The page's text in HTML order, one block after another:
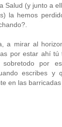
Salud (y junto a
la hemos
a mirar al
por estar ahí tú
sobretodo por
escribes y
en las